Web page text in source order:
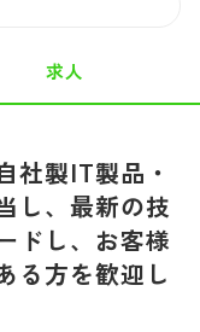
求人
社製IT製品・
し、最新の技
ドし、お客様
る方を歓迎し